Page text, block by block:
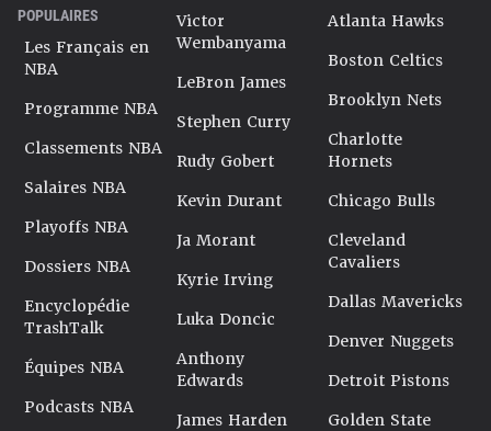
POPULAIRES
Les Français en
NBA
Programme NBA
Classements NBA
Salaires NBA
Playoffs NBA
Dossiers NBA
Encyclopédie
TrashTalk
Équipes NBA
Podcasts NBA
Victor
Wembanyama
LeBron James
Stephen Curry
Rudy Gobert
Kevin Durant
Ja Morant
Kyrie Irving
Luka Doncic
Anthony
Edwards
James Harden
Atlanta Hawks
Boston Celtics
Brooklyn Nets
Charlotte
Hornets
Chicago Bulls
Cleveland
Cavaliers
Dallas Mavericks
Denver Nuggets
Detroit Pistons
Golden State